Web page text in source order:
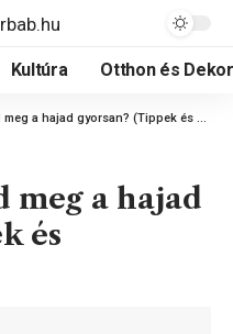
Kultúra Otthon és
a hajad gyorsan? (Tippek és mítoszok)
meg a hajad
és